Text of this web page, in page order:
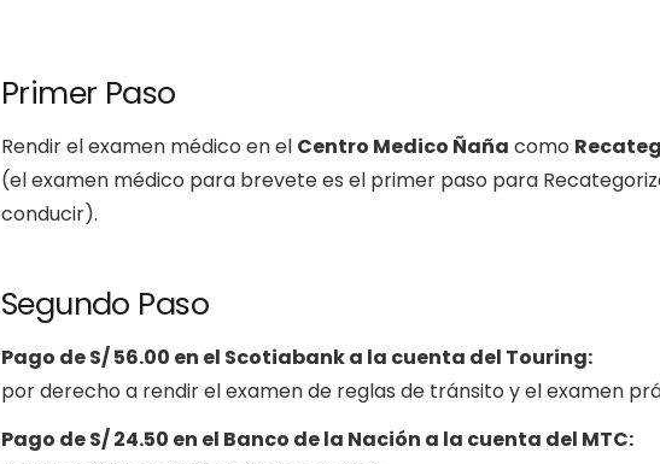
Primer Paso
Rendir el examen médico en el Centro Medico Ñaña como
(el examen médico para brevete es el primer paso para
conducir).
Segundo Paso
Pago de S/ 56.00 en el Scotiabank a la cuenta del Touring:
por derecho a rendir el examen de reglas de tránsito y el examen
Pago de S/ 24.50 en el Banco de la Nación a la cuenta del MTC: